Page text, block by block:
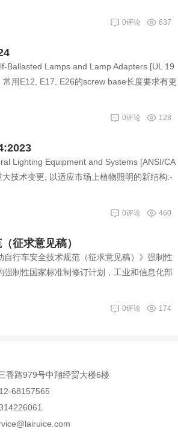
0评论 637
Ballasted Lamps and Lamp Adapters [UL 19
用E12, E17, E26的screw base长度要求有更
0评论 128
Lighting Equipment and Systems [ANSI/CA
技术变更, 以适应市场上植物照明的新结构:-
0评论 460
征求意见稿）
行车安全技术规范（征求意见稿）》强制性
制性国家标准制修订计划，工业和信息化部
0评论 174
香路979号中翔经贸大楼6楼
68157565